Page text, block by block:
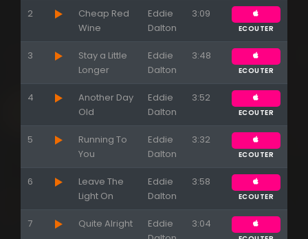
2
Cheap Red
Wine
Eddie
Dalton
3:09
ECOUTER
3
Stay a Little
Longer
Eddie
Dalton
3:48
ECOUTER
4
Another Day
Old
Eddie
Dalton
3:52
ECOUTER
5
Running To
You
Eddie
Dalton
3:32
ECOUTER
6
Leave The
Light On
Eddie
Dalton
3:58
ECOUTER
7 Quite Alright
Eddie
3:04